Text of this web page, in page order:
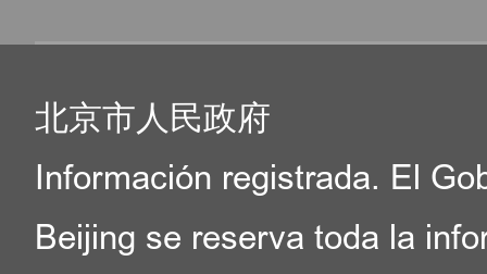
北京市人民政府
Información registrada. El
Beijing se reserva toda la